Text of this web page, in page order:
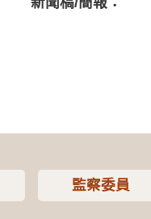
監察委員